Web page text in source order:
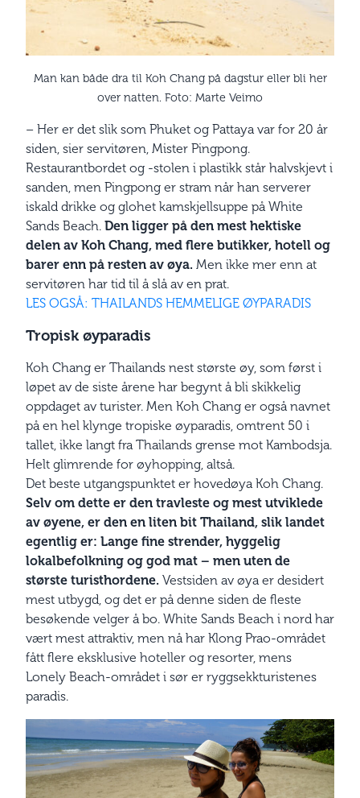
Man kan både dra til Koh Chang på dagstur eller bli her
over natten. Foto: Marte Veimo
– Her er det slik som Phuket og Pattaya var for 20 år
siden, sier servitøren, Mister Pingpong.
Restaurantbordet og -stolen i plastikk står halvskjevt i
sanden, men Pingpong er stram når han serverer
iskald drikke og glohet kamskjellsuppe på White
Sands Beach. Den ligger på den mest hektiske
delen av Koh Chang, med flere butikker, hotell og
barer enn på resten av øya. Men ikke mer enn at
servitøren har tid til å slå av en prat.
LES OGSÅ: THAILANDS HEMMELIGE ØYPARADIS
Tropisk øyparadis
Koh Chang er Thailands nest største øy, som først i
løpet av de siste årene har begynt å bli skikkelig
oppdaget av turister. Men Koh Chang er også navnet
på en hel klynge tropiske øyparadis, omtrent 50 i
tallet, ikke langt fra Thailands grense mot Kambodsja.
Helt glimrende for øyhopping, altså.
Det beste utgangspunktet er hovedøya Koh Chang.
Selv om dette er den travleste og mest utviklede
av øyene, er den en liten bit Thailand, slik landet
egentlig er: Lange fine strender, hyggelig
lokalbefolkning og god mat – men uten de
største turisthordene. Vestsiden av øya er desidert
mest utbygd, og det er på denne siden de fleste
besøkende velger å bo. White Sands Beach i nord har
vært mest attraktiv, men nå har Klong Prao-området
fått flere eksklusive hoteller og resorter, mens
Lonely Beach-området i sør er ryggsekkturistenes
paradis.